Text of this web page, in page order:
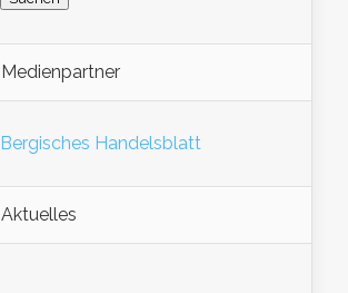
Medienpartner
Bergisches Handelsblatt
Aktuelles